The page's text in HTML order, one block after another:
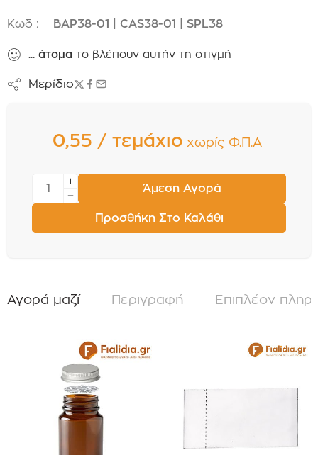
Κωδ : BAP38-01 | CAS38-01 | SPL38
... άτομα το βλέπουν αυτήν τη στιγμή
Μερίδιο
0,55 / τεμάχιο χωρίς Φ.Π.Α
Προσθήκη Στο Καλάθι
Άμεση Αγορά
Αγορά μαζί Περιγραφή Επιπλέον